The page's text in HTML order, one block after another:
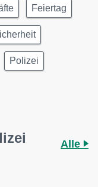
Feiertag
Polizei
Alle